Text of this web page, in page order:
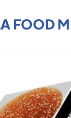
FOOD